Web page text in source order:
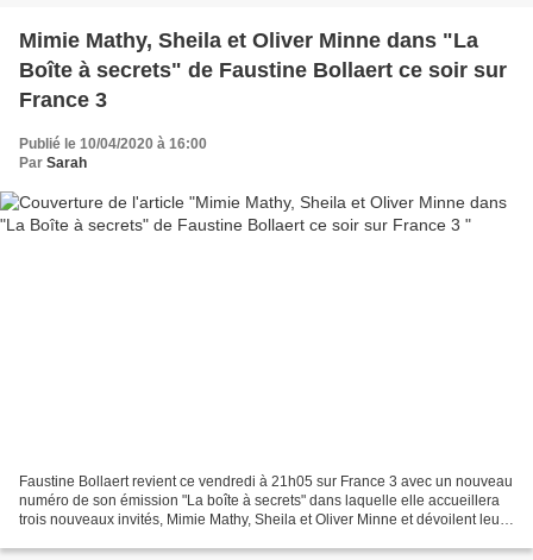
Mimie Mathy, Sheila et Oliver Minne dans "La
Boîte à secrets" de Faustine Bollaert ce soir sur
France 3
Publié le 10/04/2020 à 16:00
Par Sarah
Faustine Bollaert revient ce vendredi à 21h05 sur France 3 avec un nouveau
numéro de son émission "La boîte à secrets" dans laquelle elle accueillera
trois nouveaux invités, Mimie Mathy, Sheila et Oliver Minne et dévoilent leurs